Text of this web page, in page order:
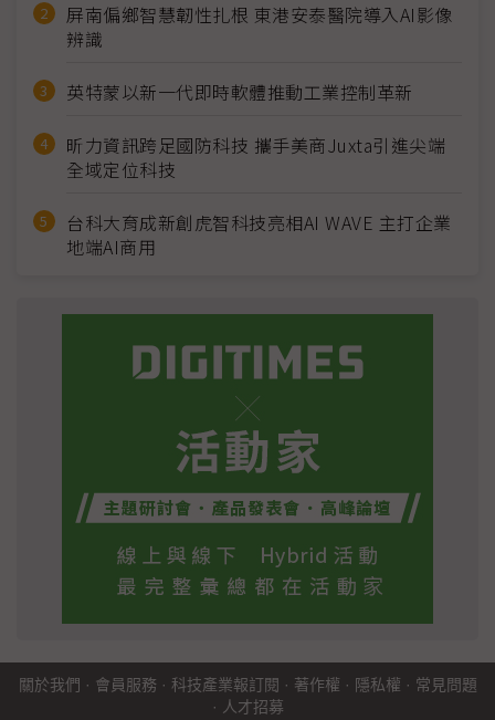
屏南偏鄉智慧韌性扎根 東港安泰醫院導入AI影像
辨識
英特蒙以新一代即時軟體推動工業控制革新
昕力資訊跨足國防科技 攜手美商Juxta引進尖端
全域定位科技
台科大育成新創虎智科技亮相AI WAVE 主打企業
地端AI商用
關於我們 · 會員服務 · 科技產業報訂閱 · 著作權 · 隱私權 · 常見問題
· 人才招募